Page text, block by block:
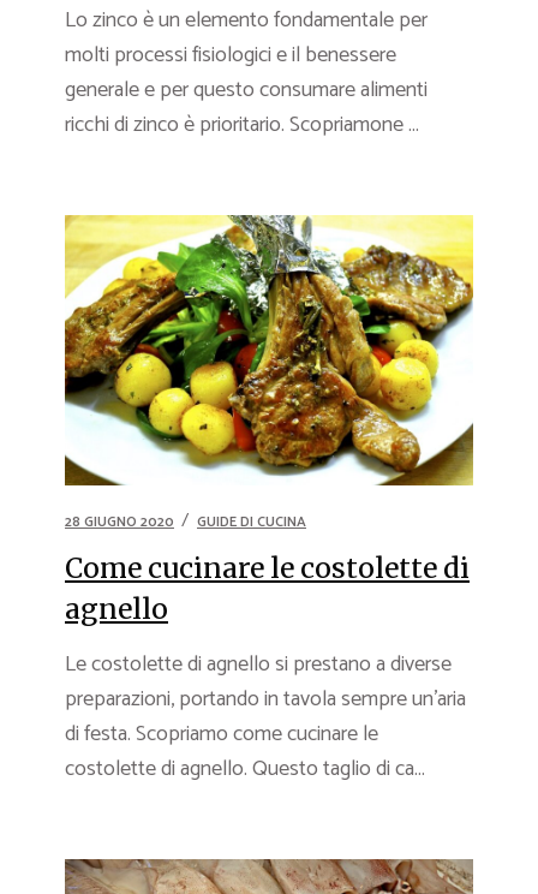
Lo zinco è un elemento fondamentale per
molti processi fisiologici e il benessere
generale e per questo consumare alimenti
ricchi di zinco è prioritario. Scopriamone ...
28 GIUGNO 2020 GUIDE DI CUCINA
Come cucinare le costolette di
agnello
Le costolette di agnello si prestano a diverse
preparazioni, portando in tavola sempre un’aria
di festa. Scopriamo come cucinare le
costolette di agnello. Questo taglio di ca...